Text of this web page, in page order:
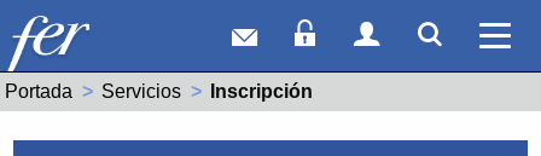
Correo webAcceso Socios
Acceso
Portada Servicios Actual:
Inscripción